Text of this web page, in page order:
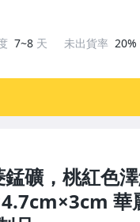
礦，桃紅色
華
7~8 天 未出貨率 20%